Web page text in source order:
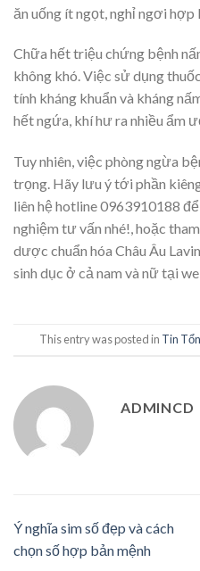
ăn uống ít ngọt, nghỉ ngơi hợp
Chữa hết triệu chứng bệnh
không khó. Việc sử dụng
tính kháng khuẩn và kháng
hết ngứa, khí hư ra nhiều ẩm
Tuy nhiên, việc phòng ngừa
trọng. Hãy lưu ý tới phần
liên hệ hotline 0963910188
nghiệm tư vấn nhé!, hoặc
dược chuẩn hóa Châu Âu
sinh dục ở cả nam và nữ tại
This entry was posted in Tin
ADMINCD
Ý nghĩa sim số đẹp và cách
chọn số hợp bản mệnh